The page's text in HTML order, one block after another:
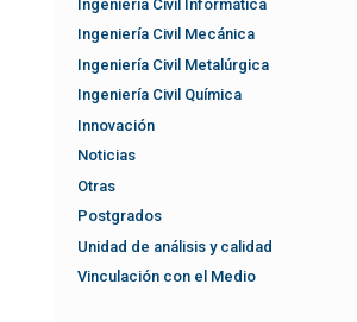
Ingeniería Civil Informática
Ingeniería Civil Mecánica
Ingeniería Civil Metalúrgica
Ingeniería Civil Química
Innovación
Noticias
Otras
Postgrados
Unidad de análisis y calidad
Vinculación con el Medio